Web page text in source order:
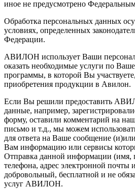
иное не предусмотрено
Обработка персональных данных
условиях, определенных
Федерации.
АВИЛОН использует Ваши
оказать необходимые услуги по
программы, в которой Вы
приобретения продукции в Авилон.
Если Вы решили предоставить
данные, например,
форму, оставили комментарий на
письмо и т.д., мы можем
для ответа на Ваше сообщение
Вам информацию или сервисы
Отправка данной информации (имя,
телефона, адрес электронной почты
добровольный, бесплатной и не
услуг АВИЛОН.